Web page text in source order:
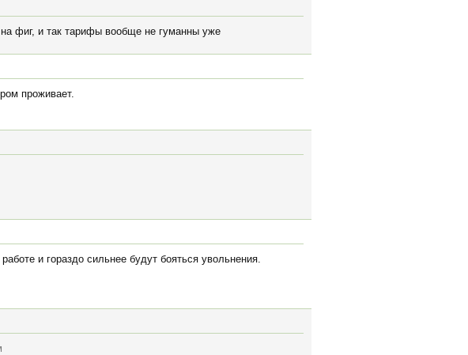
фиг, и так тарифы вообще не гуманны уже
проживает.
и гораздо сильнее будут бояться увольнения.